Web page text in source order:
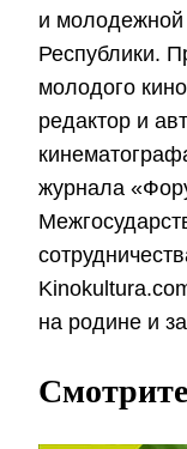
и молодежной
Республики.
молодого
редактор и
журнала
на родине и